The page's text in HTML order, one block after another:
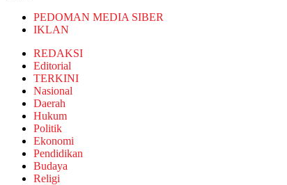
PEDOMAN MEDIA SIBER
IKLAN
REDAKSI
Editorial
TERKINI
Nasional
Daerah
Hukum
Politik
Ekonomi
Pendidikan
Budaya
Religi